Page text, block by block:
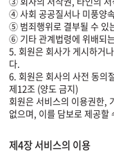
④ 사회 공공질서나 미풍양
⑤ 범죄행위로 결부될 수 있
⑥ 기타 관계법령에 위배되
5. 회원은 회사가 게시하거
다.
6. 회원은 회사의 사전 동의
제12조 (양도 금지)
회원은 서비스의 이용권한,
없으며, 이를 담보로 제공할
제4장 서비스의 이용